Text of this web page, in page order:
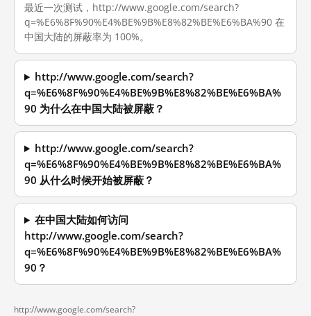
最近一次测试，http://www.google.com/search?
q=%E6%8F%90%E4%BE%9B%E8%82%BE%E6%BA%90 在
中国大陆的屏蔽率为 100%。
http://www.google.com/search?
q=%E6%8F%90%E4%BE%9B%E8%82%BE%E6%BA%
90 为什么在中国大陆被屏蔽？
http://www.google.com/search?
q=%E6%8F%90%E4%BE%9B%E8%82%BE%E6%BA%
90 从什么时候开始被屏蔽？
在中国大陆如何访问
http://www.google.com/search?
q=%E6%8F%90%E4%BE%9B%E8%82%BE%E6%BA%
90？
http://www.google.com/search?